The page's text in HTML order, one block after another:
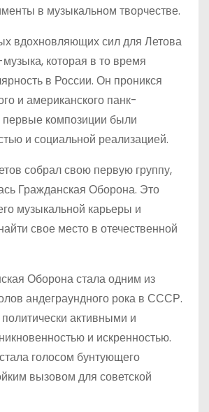
в музыкальном творчестве.
вдохновляющих сил для Летова
которая в то время
в России. Он проникся
и американского панк-
первые композиции были
и социальной реализацией.
собрал свою первую группу,
Гражданская Оборона. Это
музыкальной карьеры и
свое место в отечественной
Оборона стала одним из
андеграундного рока в СССР.
активными и
и искренностью.
голосом бунтующего
вызовом для советской